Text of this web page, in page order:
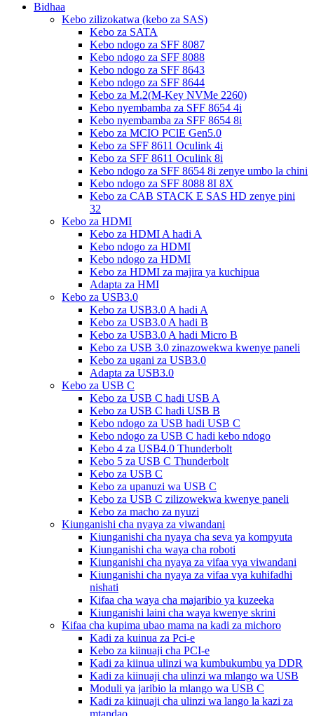
Bidhaa
Kebo zilizokatwa (kebo za SAS)
Kebo za SATA
Kebo ndogo za SFF 8087
Kebo ndogo za SFF 8088
Kebo ndogo za SFF 8643
Kebo ndogo za SFF 8644
Kebo za M.2(M-Key NVMe 2260)
Kebo nyembamba za SFF 8654 4i
Kebo nyembamba za SFF 8654 8i
Kebo za MCIO PClE Gen5.0
Kebo za SFF 8611 Oculink 4i
Kebo za SFF 8611 Oculink 8i
Kebo ndogo za SFF 8654 8i zenye umbo la chini
Kebo ndogo za SFF 8088 8I 8X
Kebo za CAB STACK E SAS HD zenye pini
32
Kebo za HDMI
Kebo za HDMI A hadi A
Kebo ndogo za HDMI
Kebo ndogo za HDMI
Kebo za HDMI za majira ya kuchipua
Adapta za HMI
Kebo za USB3.0
Kebo za USB3.0 A hadi A
Kebo za USB3.0 A hadi B
Kebo za USB3.0 A hadi Micro B
Kebo za USB 3.0 zinazowekwa kwenye paneli
Kebo za ugani za USB3.0
Adapta za USB3.0
Kebo za USB C
Kebo za USB C hadi USB A
Kebo za USB C hadi USB B
Kebo ndogo za USB hadi USB C
Kebo ndogo za USB C hadi kebo ndogo
Kebo 4 za USB4.0 Thunderbolt
Kebo 5 za USB C Thunderbolt
Kebo za USB C
Kebo za upanuzi wa USB C
Kebo za USB C zilizowekwa kwenye paneli
Kebo za macho za nyuzi
Kiunganishi cha nyaya za viwandani
Kiunganishi cha nyaya cha seva ya kompyuta
Kiunganishi cha waya cha roboti
Kiunganishi cha nyaya za vifaa vya viwandani
Kiunganishi cha nyaya za vifaa vya kuhifadhi
nishati
Kifaa cha waya cha majaribio ya kuzeeka
Kiunganishi laini cha waya kwenye skrini
Kifaa cha kupima ubao mama na kadi za michoro
Kadi za kuinua za Pci-e
Kebo za kiinuaji cha PCI-e
Kadi za kiinua ulinzi wa kumbukumbu ya DDR
Kadi za kiinuaji cha ulinzi wa mlango wa USB
Moduli ya jaribio la mlango wa USB C
Kadi za kiinuaji cha ulinzi wa lango la kazi za
mtandao